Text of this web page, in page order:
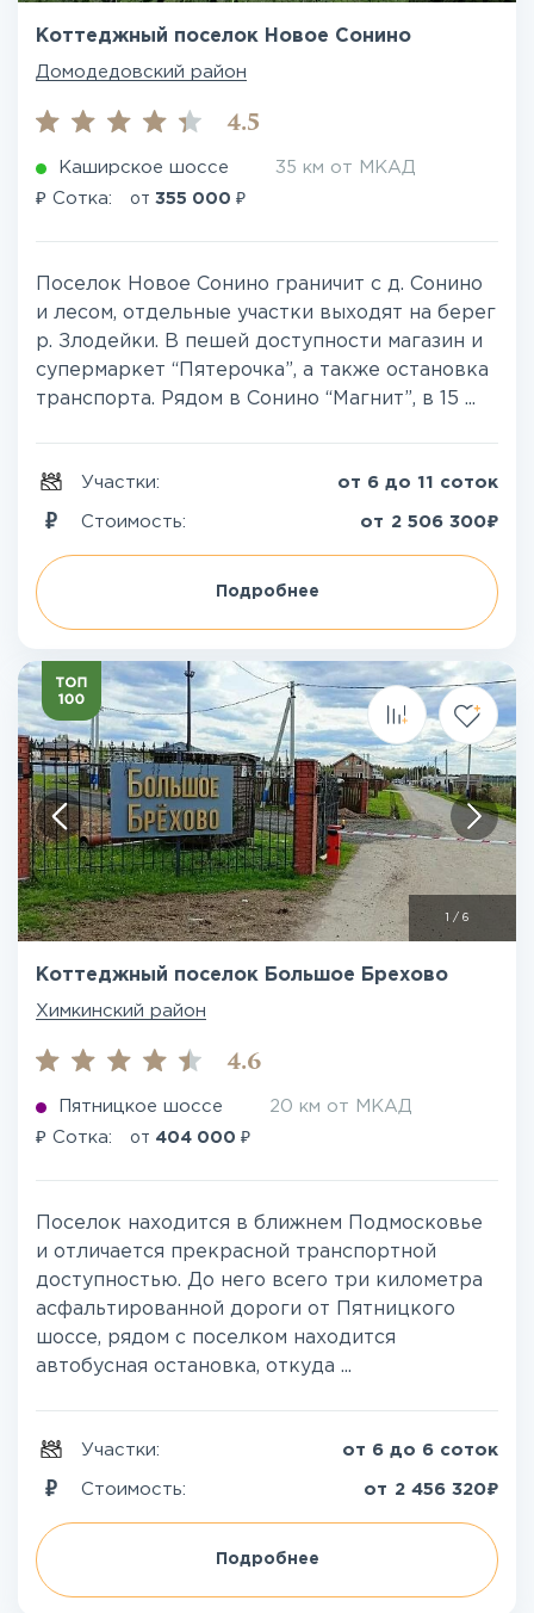
Коттеджный поселок Новое Сонино
Домодедовский район
4.5
Каширское шоссе 35 км от МКАД
₽ Сотка: от 355 000 ₽
Поселок Новое Сонино граничит с д. Сонино
и лесом, отдельные участки выходят на берег
р. Злодейки. В пешей доступности магазин и
супермаркет “Пятерочка”, а также остановка
транспорта. Рядом в Сонино “Магнит”, в 15 ...
Участки: от 6 до 11 соток
Стоимость: от 2 506 300₽
Подробнее
/ 6
Коттеджный поселок Большое Брехово
Химкинский район
4.6
Пятницкое шоссе 20 км от МКАД
₽ Сотка: от 404 000 ₽
Поселок находится в ближнем Подмосковье
и отличается прекрасной транспортной
доступностью. До него всего три километра
асфальтированной дороги от Пятницкого
шоссе, рядом с поселком находится
автобусная остановка, откуда ...
Участки: от 6 до 6 соток
Стоимость: от 2 456 320₽
Подробнее